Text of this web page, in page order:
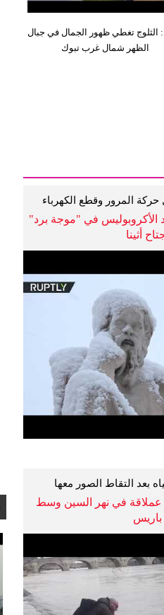
الثلوج تغطي ظهور الجمال في جبال
الظهر شمال غرب تبوك
المرور وقطع الكهرباء
الأكروبوليس في "موجة برد"
أثينا
بعد التقاط الصور معها
في نهر السين وسط
باريس